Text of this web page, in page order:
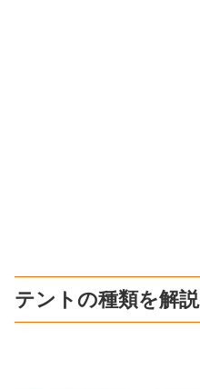
テントの種類を解説